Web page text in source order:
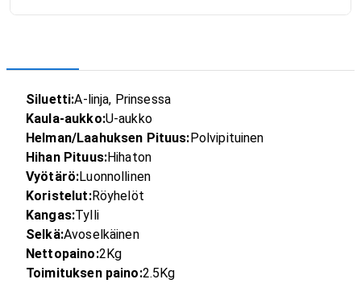
Siluetti:A-linja, Prinsessa
Kaula-aukko:U-aukko
Helman/Laahuksen Pituus:Polvipituinen
Hihan Pituus:Hihaton
Vyötärö:Luonnollinen
Koristelut:Röyhelöt
Kangas:Tylli
Selkä:Avoselkäinen
Nettopaino:2Kg
Toimituksen paino:2.5Kg